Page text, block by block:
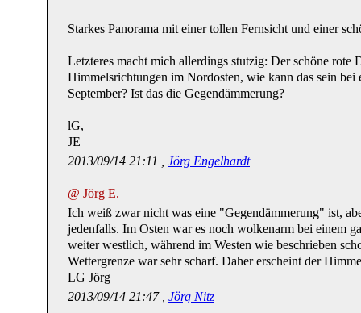
Starkes Panorama mit einer tollen Fernsicht und einer
Letzteres macht mich allerdings stutzig: Der schöne rote
Himmelsrichtungen im Nordosten, wie kann das sein bei
September? Ist das die Gegendämmerung?
lG,
JE
2013/09/14 21:11 , Jörg Engelhardt
@ Jörg E.
Ich weiß zwar nicht was eine "Gegendämmerung" ist,
jedenfalls. Im Osten war es noch wolkenarm bei einem
weiter westlich, während im Westen wie beschrieben
Wettergrenze war sehr scharf. Daher erscheint der
LG Jörg
2013/09/14 21:47 , Jörg Nitz